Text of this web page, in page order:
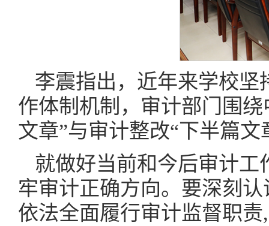
李震指出，近年来学校
作体制机制，审计部门围
文章”与审计整改“下半篇
就做好当前和今后审计
牢审计正确方向。要深刻
依法全面履行审计监督职